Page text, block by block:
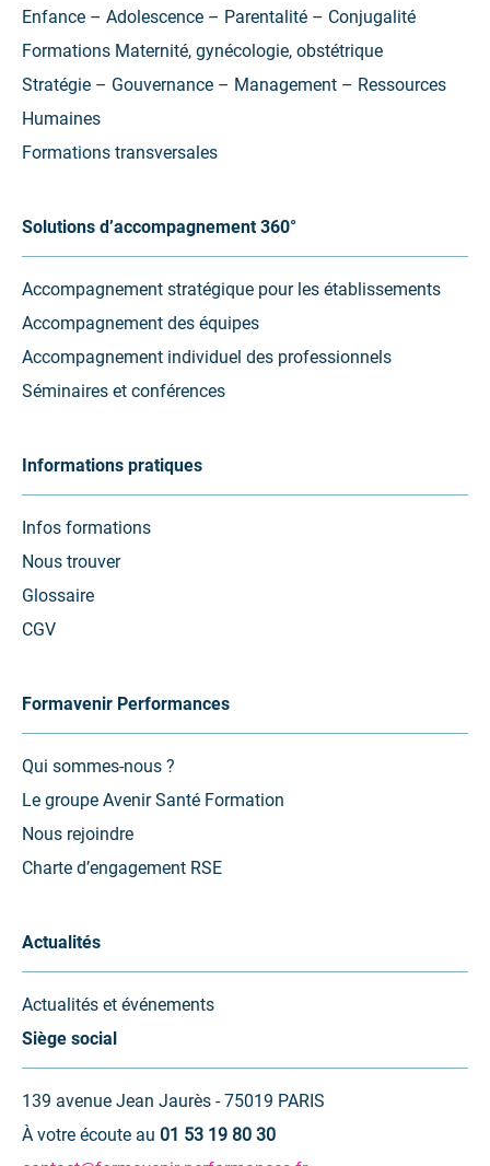
Enfance – Adolescence – Parentalité – Conjugalité
Formations Maternité, gynécologie, obstétrique
Stratégie – Gouvernance – Management – Ressources
Humaines
Formations transversales
Solutions d’accompagnement 360°
Accompagnement stratégique pour les établissements
Accompagnement des équipes
Accompagnement individuel des professionnels
Séminaires et conférences
Informations pratiques
Infos formations
Nous trouver
Glossaire
CGV
Formavenir Performances
Qui sommes-nous ?
Le groupe Avenir Santé Formation
Nous rejoindre
Charte d’engagement RSE
Actualités
Actualités et événements
Siège social
139 avenue Jean Jaurès - 75019 PARIS
À votre écoute au 01 53 19 80 30